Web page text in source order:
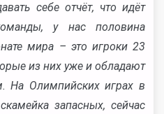
себе отчёт, что идёт
у нас половина
мира – это игроки 23
из них уже и обладают
На Олимпийских играх в
запасных, сейчас